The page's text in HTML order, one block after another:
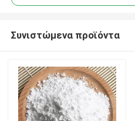
Συνιστώμενα προϊόντα